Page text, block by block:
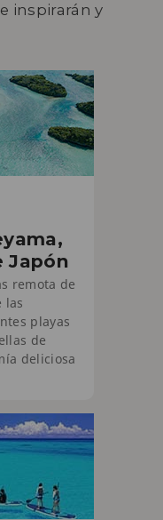
inspirarán y
Japón
remota de
las
playas
de
deliciosa